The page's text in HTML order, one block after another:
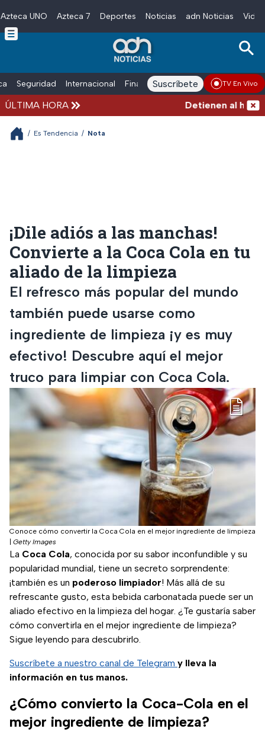
Skip to main content
Azteca UNO Azteca 7 Deportes Noticias adn Noticias
Seguridad Internacional Finanzas adn Noticias Radio
Suscríbete TV En Vivo
ÚLTIMA HORA Detienen al
/ Es Tendencia / Nota
¡Dile adiós a las manchas!
Convierte a la Coca Cola en tu
aliado de la limpieza
El refresco más popular del mundo
también puede usarse como
ingrediente de limpieza ¡y es muy
efectivo! Descubre aquí el mejor
truco para limpiar con Coca Cola.
Conoce cómo convertir la Coca Cola en el mejor ingrediente de limpieza
Getty Images
La Coca Cola, conocida por su sabor inconfundible y su
popularidad mundial, tiene un secreto sorprendente:
¡también es un poderoso limpiador! Más allá de su
refrescante gusto, esta bebida carbonatada puede ser un
aliado efectivo en la limpieza del hogar. ¿Te gustaría saber
cómo convertirla en el mejor ingrediente de limpieza?
Sigue leyendo para descubrirlo.
Suscríbete a nuestro canal de Telegram y lleva la
información en tus manos.
¿Cómo convierto la Coca-Cola en el
mejor ingrediente de limpieza?